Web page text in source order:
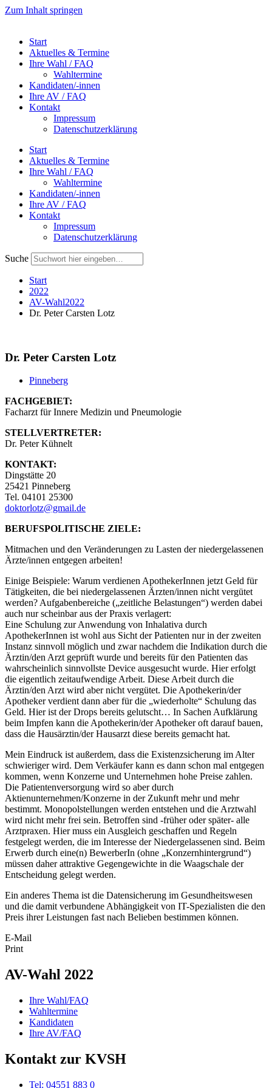
Zum Inhalt springen
Start
Aktuelles & Termine
Ihre Wahl / FAQ
Wahltermine
Kandidaten/-innen
Ihre AV / FAQ
Kontakt
Impressum
Datenschutzerklärung
Start
Aktuelles & Termine
Ihre Wahl / FAQ
Wahltermine
Kandidaten/-innen
Ihre AV / FAQ
Kontakt
Impressum
Datenschutzerklärung
Suche
Start
2022
AV-Wahl2022
Dr. Peter Carsten Lotz
Dr. Peter Carsten Lotz
Pinneberg
FACHGEBIET:
Facharzt für Innere Medizin und Pneumologie
STELLVERTRETER:
Dr. Peter Kühnelt
KONTAKT:
Dingstätte 20
25421 Pinneberg
Tel. 04101 25300
doktorlotz@gmail.de
BERUFSPOLITISCHE ZIELE:
Mitmachen und den Veränderungen zu Lasten der niedergelassenen
Ärzte/innen entgegen arbeiten!
Einige Beispiele: Warum verdienen ApothekerInnen jetzt Geld für
Tätigkeiten, die bei niedergelassenen Ärzten/innen nicht vergütet
werden? Aufgabenbereiche („zeitliche Belastungen“) werden dabei
auch nur scheinbar aus der Praxis verlagert:
Eine Schulung zur Anwendung von Inhalativa durch
ApothekerInnen ist wohl aus Sicht der Patienten nur in der zweiten
Instanz sinnvoll möglich und zwar nachdem die Indikation durch die
Ärztin/den Arzt geprüft wurde und bereits für den Patienten das
wahrscheinlich sinnvollste Device ausgesucht wurde. Hier erfolgt
die eigentlich zeitaufwendige Arbeit. Diese Arbeit durch die
Ärztin/den Arzt wird aber nicht vergütet. Die Apothekerin/der
Apotheker verdient dann aber für die „wiederholte“ Schulung das
Geld. Hier ist der Drops bereits gelutscht… In Sachen Aufklärung
beim Impfen kann die Apothekerin/der Apotheker oft darauf bauen,
dass die Hausärztin/der Hausarzt diese bereits gemacht hat.
Mein Eindruck ist außerdem, dass die Existenzsicherung im Alter
schwieriger wird. Dem Verkäufer kann es dann schon mal entgegen
kommen, wenn Konzerne und Unternehmen hohe Preise zahlen.
Die Patientenversorgung wird so aber durch
Aktienunternehmen/Konzerne in der Zukunft mehr und mehr
bestimmt. Monopolstellungen werden entstehen und die Arztwahl
wird nicht mehr frei sein. Betroffen sind -früher oder später- alle
Arztpraxen. Hier muss ein Ausgleich geschaffen und Regeln
festgelegt werden, die im Interesse der Niedergelassenen sind. Beim
Erwerb durch eine(n) BewerberIn (ohne „Konzernhintergrund“)
müssen daher attraktive Gegengewichte in die Waagschale der
Entscheidung gelegt werden.
Ein anderes Thema ist die Datensicherung im Gesundheitswesen
und die damit verbundene Abhängigkeit von IT-Spezialisten die den
Preis ihrer Leistungen fast nach Belieben bestimmen können.
E-Mail
Print
AV-Wahl 2022
Ihre Wahl/FAQ
Wahltermine
Kandidaten
Ihre AV/FAQ
Kontakt zur KVSH
Tel: 04551 883 0